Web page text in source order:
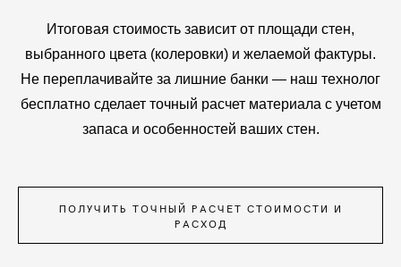
Итоговая стоимость зависит от площади стен,
выбранного цвета (колеровки) и желаемой фактуры.
Не переплачивайте за лишние банки — наш технолог
бесплатно сделает точный расчет материала с учетом
запаса и особенностей ваших стен.
ПОЛУЧИТЬ ТОЧНЫЙ РАСЧЕТ СТОИМОСТИ И
РАСХОД